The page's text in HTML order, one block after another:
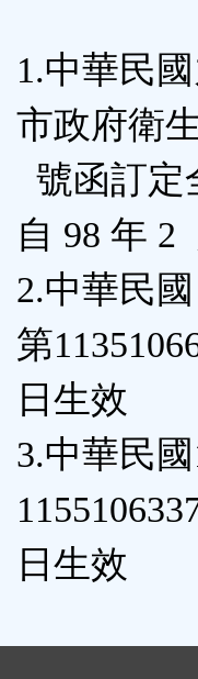
按
鈕
區
1.中華民
市政府衛
號函訂定
自 98 年
2.中華民
第
日生效
3.中華民
日生效